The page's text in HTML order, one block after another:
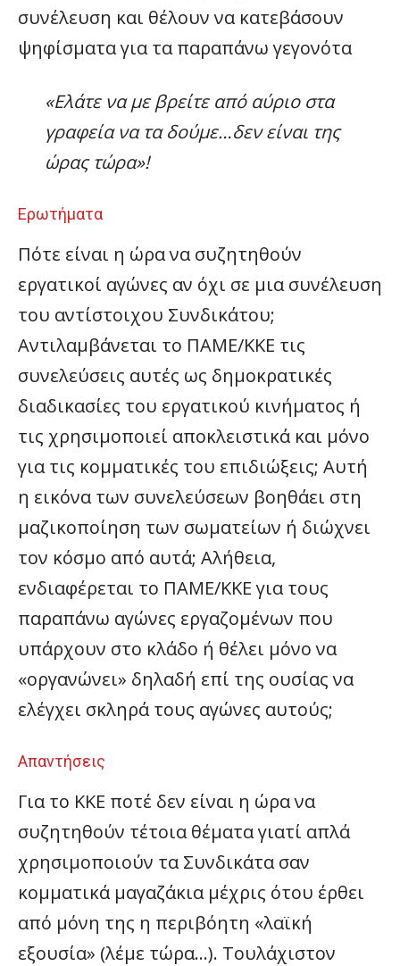
συνέλευση και θέλουν να κατεβάσουν
ψηφίσματα για τα παραπάνω γεγονότα
«Ελάτε να με βρείτε από αύριο στα
γραφεία να τα δούμε…δεν είναι της
ώρας τώρα»!
Ερωτήματα
Πότε είναι η ώρα να συζητηθούν
εργατικοί αγώνες αν όχι σε μια συνέλευση
του αντίστοιχου Συνδικάτου;
Αντιλαμβάνεται το ΠΑΜΕ/ΚΚΕ τις
συνελεύσεις αυτές ως δημοκρατικές
διαδικασίες του εργατικού κινήματος ή
τις χρησιμοποιεί αποκλειστικά και μόνο
για τις κομματικές του επιδιώξεις; Αυτή
η εικόνα των συνελεύσεων βοηθάει στη
μαζικοποίηση των σωματείων ή διώχνει
τον κόσμο από αυτά; Αλήθεια,
ενδιαφέρεται το ΠΑΜΕ/ΚΚΕ για τους
παραπάνω αγώνες εργαζομένων που
υπάρχουν στο κλάδο ή θέλει μόνο να
«οργανώνει» δηλαδή επί της ουσίας να
ελέγχει σκληρά τους αγώνες αυτούς;
Απαντήσεις
Για το ΚΚΕ ποτέ δεν είναι η ώρα να
συζητηθούν τέτοια θέματα γιατί απλά
χρησιμοποιούν τα Συνδικάτα σαν
κομματικά μαγαζάκια μέχρις ότου έρθει
από μόνη της η περιβόητη «λαϊκή
εξουσία» (λέμε τώρα…). Τουλάχιστον